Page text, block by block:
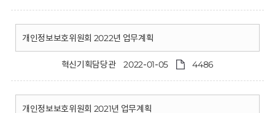
개인정보보호위원회 2022년 업무계획
혁신기획담당관 2022-01-05 4486
개인정보보호위원회 2021년 업무계획